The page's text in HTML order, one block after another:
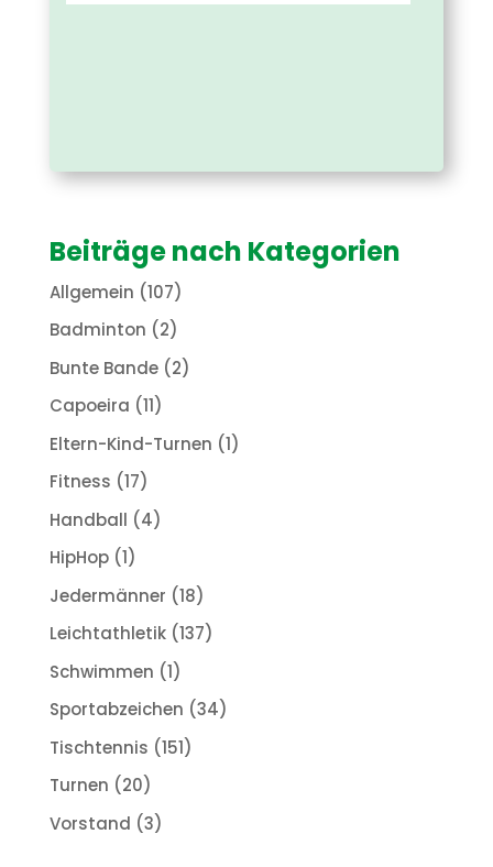
Beiträge nach Kategorien
Allgemein (107)
Badminton (2)
Bunte Bande(2)
Capoeira (11)
Eltern-Kind-Turnen (1)
Fitness (17)
Handball (4)
HipHop(1)
Jedermänner (18)
Leichtathletik(137)
Schwimmen (1)
Sportabzeichen (34)
Tischtennis (151)
Turnen (20)
Vorstand (3)